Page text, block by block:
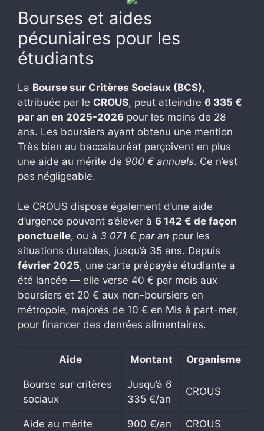
Bourses et aides
pécuniaires pour les
étudiants
La Bourse sur Critères Sociaux (BCS),
attribuée par le CROUS, peut atteindre 6 335 €
par an en 2025-2026 pour les moins de 28
ans. Les boursiers ayant obtenu une mention
Très bien au baccalauréat perçoivent en plus
une aide au mérite de 900 € annuels. Ce n’est
pas négligeable.
Le CROUS dispose également d’une aide
d’urgence pouvant s’élever à 6 142 € de façon
ponctuelle, ou à 3 071 € par an pour les
situations durables, jusqu’à 35 ans. Depuis
février 2025, une carte prépayée étudiante a
été lancée — elle verse 40 € par mois aux
boursiers et 20 € aux non-boursiers en
métropole, majorés de 10 € en Mis à part-mer,
pour financer des denrées alimentaires.
Aide Montant Organisme
Bourse sur critères
sociaux
Jusqu’à 6
335 €/an
CROUS
Aide au mérite 900 €/an CROUS